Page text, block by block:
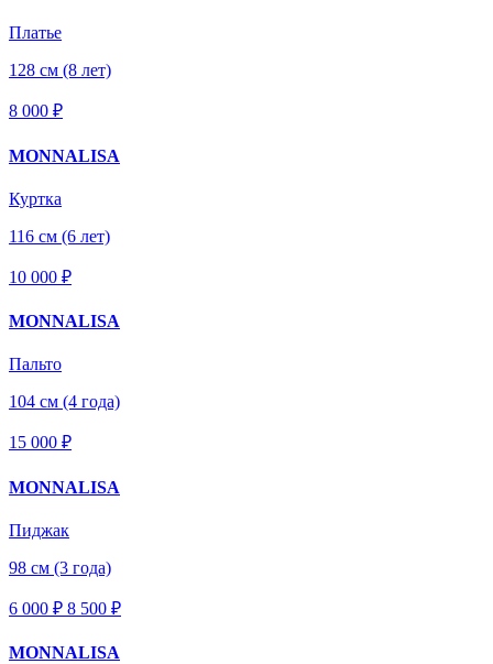
Платье
128 см (8 лет)
8 000 ₽
MONNALISA
Куртка
116 см (6 лет)
10 000 ₽
MONNALISA
Пальто
104 см (4 года)
15 000 ₽
MONNALISA
Пиджак
98 см (3 года)
6 000 ₽ 8 500 ₽
MONNALISA